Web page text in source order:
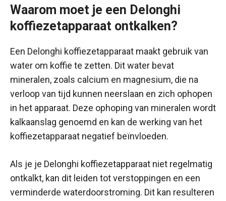
Waarom moet je een Delonghi
koffiezetapparaat ontkalken?
Een Delonghi koffiezetapparaat maakt gebruik van
water om koffie te zetten. Dit water bevat
mineralen, zoals calcium en magnesium, die na
verloop van tijd kunnen neerslaan en zich ophopen
in het apparaat. Deze ophoping van mineralen wordt
kalkaanslag genoemd en kan de werking van het
koffiezetapparaat negatief beïnvloeden.
Als je je Delonghi koffiezetapparaat niet regelmatig
ontkalkt, kan dit leiden tot verstoppingen en een
verminderde waterdoorstroming. Dit kan resulteren